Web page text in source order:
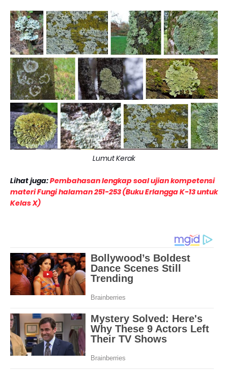
Lumut Kerak
Lihat juga:Pembahasan lengkap soal ujian kompetensi
materi Fungi halaman 251-253 (Buku Erlangga K-13 untuk
Kelas X)